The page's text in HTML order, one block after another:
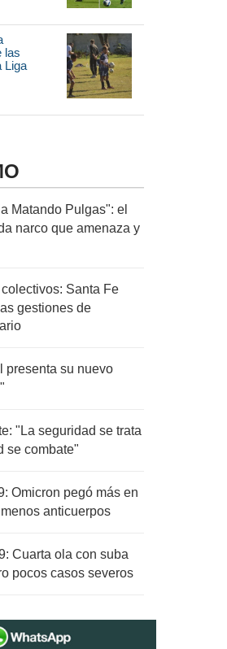
las
Liga
Matando Pulgas": el
narco que amenaza y
Santa Fe
gestiones de
presenta su nuevo
"La seguridad se trata
se combate"
Omicron pegó más en
anticuerpos
Cuarta ola con suba
pocos casos severos